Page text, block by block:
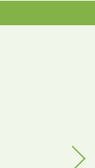
Next